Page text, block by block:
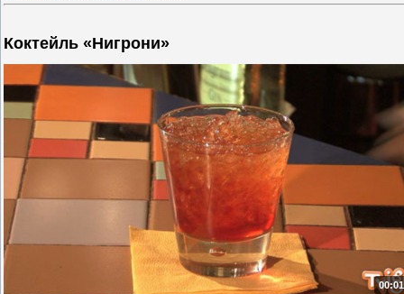
Коктейль «Нигрони»